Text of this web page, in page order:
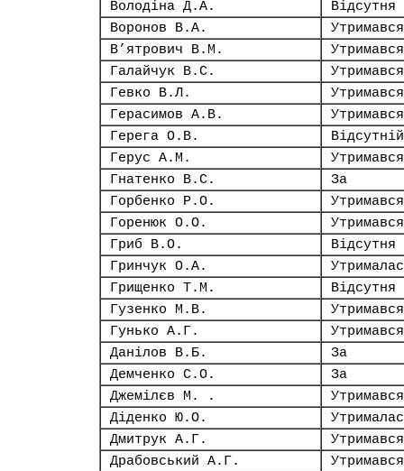
Володіна Д.А.
Відсутня
Воронов В.А.
Утримався
В’ятрович В.М.
Утримався
Галайчук В.С.
Утримався
Гевко В.Л.
Утримався
Герасимов А.В.
Утримався
Герега О.В.
Відсутній
Герус А.М.
Утримався
Гнатенко В.С.
За
Горбенко Р.О.
Утримався
Горенюк О.О.
Утримався
Гриб В.О.
Відсутня
Гринчук О.А.
Грищенко Т.М.
Відсутня
Гузенко М.В.
Утримався
Гунько А.Г.
Утримався
Данілов В.Б.
За
Демченко С.О.
За
Джемілєв М. .
Утримався
Діденко Ю.О.
Дмитрук А.Г.
Утримався
Драбовський А.Г.
Утримався